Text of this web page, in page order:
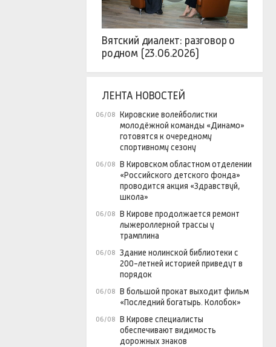
Вятский диалект: разговор о
родном (23.06.2026)
ЛЕНТА НОВОСТЕЙ
06/08 Кировские волейболистки
молодёжной команды «Динамо»
готовятся к очередному
спортивному сезону
06/08 В Кировском областном отделении
«Российского детского фонда»
проводится акция «Здравствуй,
школа»
06/08 В Кирове продолжается ремонт
лыжероллерной трассы у
трамплина
06/08 Здание нолинской библиотеки с
200-летней историей приведут в
порядок
06/08 В большой прокат выходит фильм
«Последний богатырь. Колобок»
06/08 В Кирове специалисты
обеспечивают видимость
дорожных знаков